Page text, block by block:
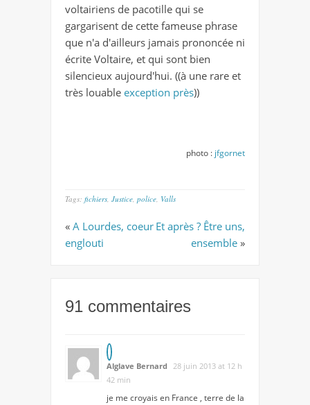
voltairiens de pacotille qui se
gargarisent de cette fameuse phrase
que n'a d'ailleurs jamais prononcée ni
écrite Voltaire, et qui sont bien
silencieux aujourd'hui. ((à une rare et
très louable exception près))
photo : jfgornet
Tags: fichiers Justice police Valls
« A Lourdes, coeur
englouti
Et après ? Être uns,
ensemble »
91 commentaires
Alglave Bernard
28 juin 2013 at 12 h
42 min
je me croyais en France , terre de la